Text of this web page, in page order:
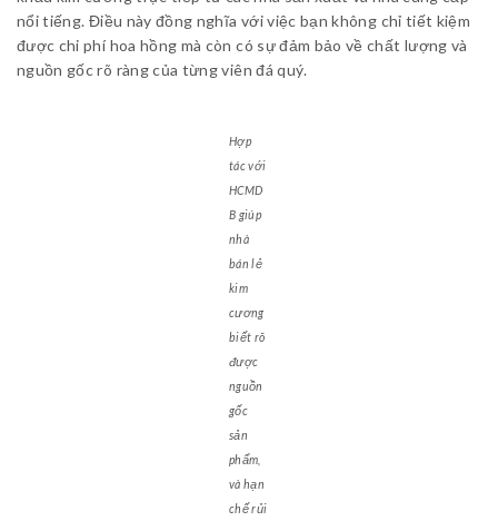
nổi tiếng. Điều này đồng nghĩa với việc bạn không chỉ tiết kiệm
được chi phí hoa hồng mà còn có sự đảm bảo về chất lượng và
nguồn gốc rõ ràng của từng viên đá quý.
Hợp
tác với
HCMD
B giúp
nhà
bán lẻ
kim
cương
biết rõ
được
nguồn
gốc
sản
phẩm,
và hạn
chế rủi